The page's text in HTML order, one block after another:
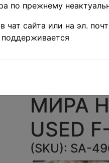
Collections
»
на
вырезках
МИРА
USED
(SKU): SA-
по прежнему
чат сайта или на эл.